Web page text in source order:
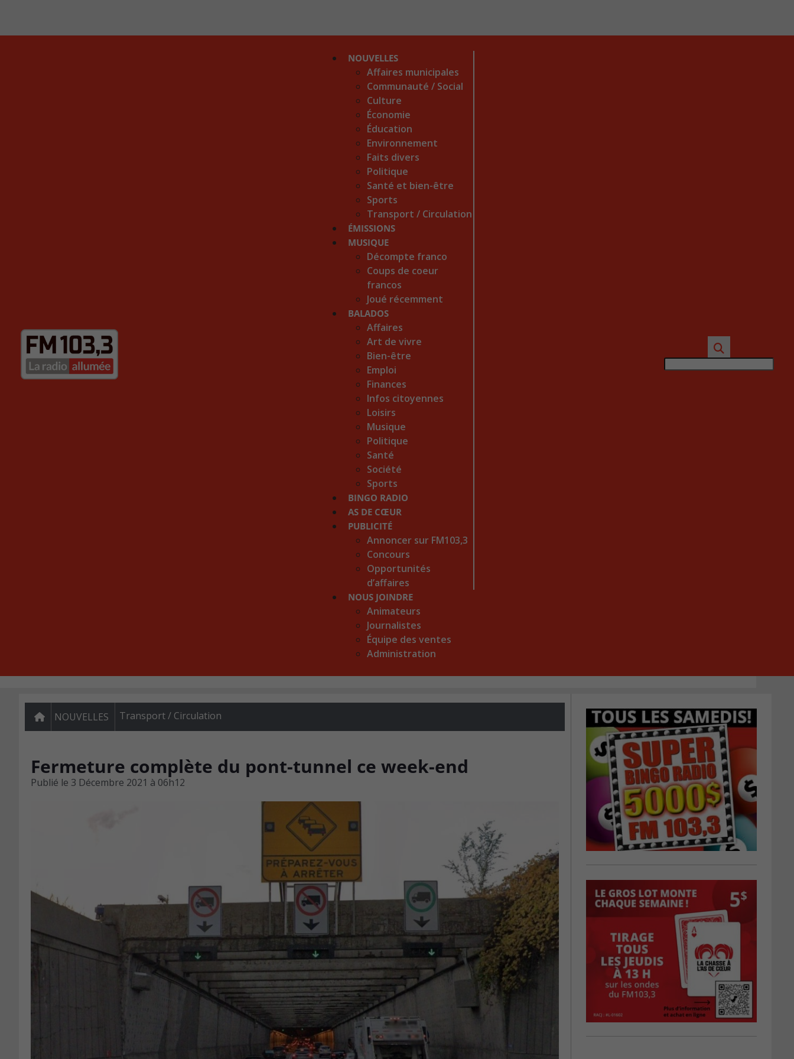
NOUVELLES
Affaires municipales
Communauté / Social
Culture
Économie
Éducation
Environnement
Faits divers
Politique
Santé et bien-être
Sports
Transport / Circulation
ÉMISSIONS
MUSIQUE
Décompte franco
Coups de coeur
francos
Joué récemment
BALADOS
Affaires
Art de vivre
Bien-être
Emploi
Finances
Infos citoyennes
Loisirs
Musique
Politique
Santé
Société
Sports
BINGO RADIO
AS DE CŒUR
PUBLICITÉ
Annoncer sur FM103,3
Concours
Opportunités
d’affaires
NOUS JOINDRE
Animateurs
Journalistes
Équipe des ventes
Administration
NOUVELLES Transport / Circulation
Fermeture complète du pont-tunnel ce week-end
Publié le 3 Décembre 2021 à 06h12